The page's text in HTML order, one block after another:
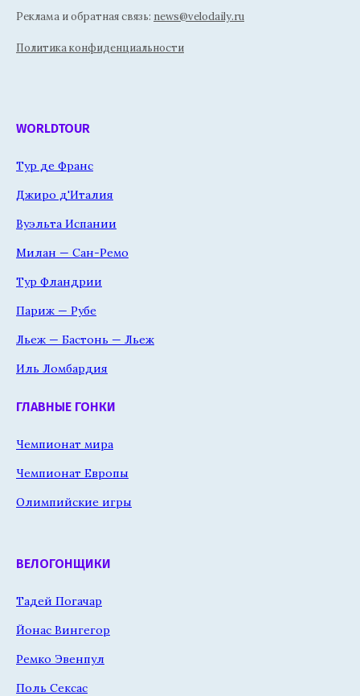
Реклама и обратная связь: news@velodaily.ru
Политика конфиденциальности
WORLDTOUR
Тур де Франс
Джиро д'Италия
Вуэльта Испании
Милан — Сан-Ремо
Тур Фландрии
Париж — Рубе
Льеж — Бастонь — Льеж
Иль Ломбардия
ГЛАВНЫЕ ГОНКИ
Чемпионат мира
Чемпионат Европы
Олимпийские игры
ВЕЛОГОНЩИКИ
Тадей Погачар
Йонас Вингегор
Ремко Эвенпул
Поль Сексас